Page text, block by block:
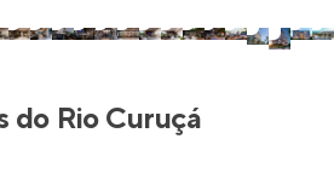
do Rio Curuçá